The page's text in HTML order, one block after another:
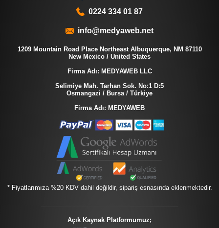
0224 334 01 87
info@medyaweb.net
1209 Mountain Road Place Northeast Albuquerque, NM 87110
New Mexico / United States
Firma Adı: MEDYAWEB LLC
Selimiye Mah. Tarhan Sok. No:1 D:5
Osmangazi / Bursa / Türkiye
Firma Adı: MEDYAWEB
* Fiyatlarımıza %20 KDV dahil değildir, sipariş esnasında eklenmektedir.
Açık Kaynak Platformumuz;